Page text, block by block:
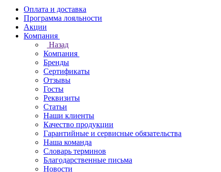
Оплата и доставка
Программа лояльности
Акции
Компания
Назад
Компания
Бренды
Сертификаты
Отзывы
Госты
Реквизиты
Статьи
Наши клиенты
Качество продукции
Гарантийные и сервисные обязательства
Наша команда
Словарь терминов
Благодарственные письма
Новости